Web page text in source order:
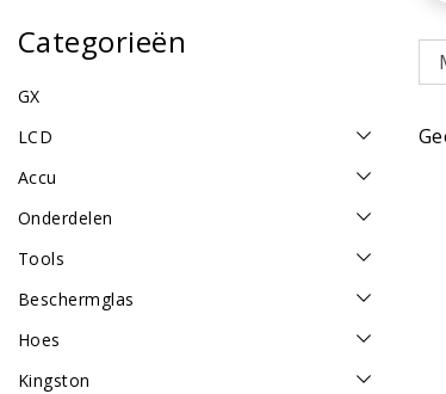
Categorieën
GX
LCD
Accu
Onderdelen
Tools
Beschermglas
Hoes
Kingston